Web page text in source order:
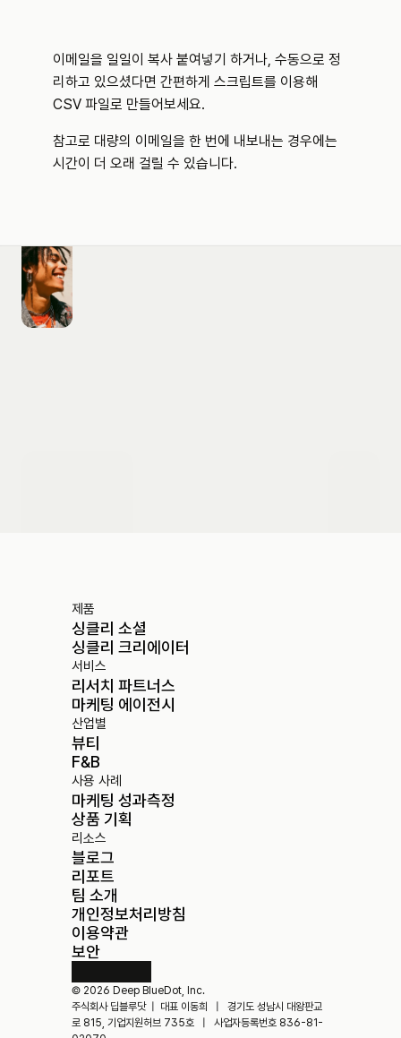
이메일을 일일이 복사 붙여넣기 하거나, 수동으로 정
리하고 있으셨다면 간편하게 스크립트를 이용해
CSV 파일로 만들어보세요.
참고로 대량의 이메일을 한 번에 내보내는 경우에는
시간이 더 오래 걸릴 수 있습니다.
© 2026 Deep BlueDot, Inc.
주식회사 딥블루닷  |  대표 이동희   |   경기도 성남시 대왕판교
로 815, 기업지원허브 735호   |   사업자등록번호 836-81-
제품
싱클리 크리에이터
싱클리 소셜
산업별
뷰티
F&B
사용 사례
마케팅 성과측정
상품 기획
리소스
블로그
리포트
팀 소개
서비스
리서치 파트너스
마케팅 에이전시
개인정보처리방침
이용약관
보안